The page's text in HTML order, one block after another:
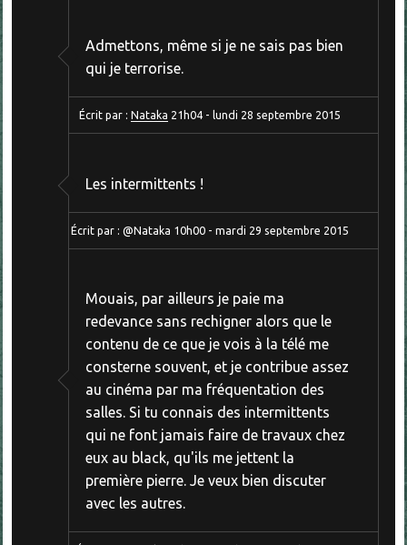
Admettons, même si je ne sais pas bien
qui je terrorise.
Écrit par : Nataka 21h04- lundi 28 septembre 2015
Les intermittents !
Écrit par : @Nataka 10h00- mardi 29 septembre 2015
Mouais, par ailleurs je paie ma
redevance sans rechigner alors que le
contenu de ce que je vois à la télé me
consterne souvent, et je contribue assez
au cinéma par ma fréquentation des
salles. Si tu connais des intermittents
qui ne font jamais faire de travaux chez
eux au black, qu'ils me jettent la
première pierre. Je veux bien discuter
avec les autres.